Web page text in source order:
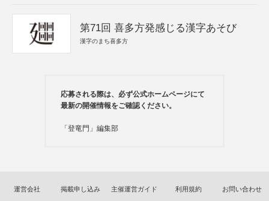
第71回 喜多方発感じる漢字あそび
漢字のまち喜多方
応募される際は、必ず公式ホームページにて
最新の開催情報をご確認ください。
「登竜門」編集部
運営会社 掲載申し込み 主催運営ガイド 利用規約 お問い合わせ